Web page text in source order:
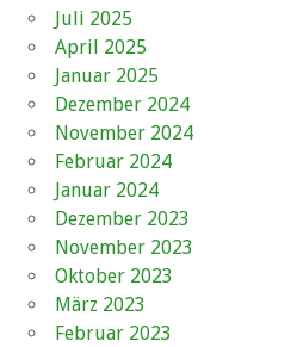
Juli 2025
April 2025
Januar 2025
Dezember 2024
November 2024
Februar 2024
Januar 2024
Dezember 2023
November 2023
Oktober 2023
März 2023
Februar 2023